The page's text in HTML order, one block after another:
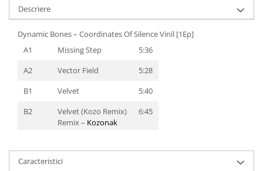
Descriere
Dynamic Bones – Coordinates Of Silence Vinil [1Ep]
A1
Missing Step
5:36
A2
Vector Field
5:28
B1
Velvet
5:40
B2
Velvet (Kozo Remix)
Remix– Kozonak
6:45
Caracteristici